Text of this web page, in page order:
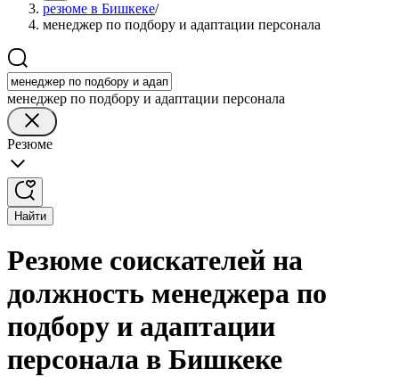
резюме в Бишкеке/
менеджер по подбору и адаптации персонала
менеджер по подбору и адаптации персонала
Резюме
Найти
Резюме соискателей на
должность менеджера по
подбору и адаптации
персонала в Бишкеке